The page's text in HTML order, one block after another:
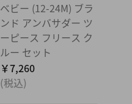
ベビー (12-24M) ブラ
ンド アンバサダー ツ
ーピース フリース ク
ルー セット
￥7,260
(税込)